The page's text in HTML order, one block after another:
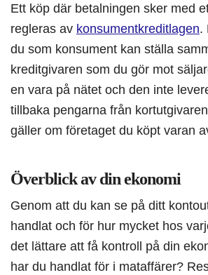
Ett köp där betalningen sker med
regleras av konsumentkreditlagen.
du som konsument kan ställa
kreditgivaren som du gör mot
en vara på nätet och den inte
tillbaka pengarna från
gäller om företaget du köpt varan
Överblick av din ekonomi
Genom att du kan se på ditt
handlat och för hur mycket hos
det lättare att få kontroll på din
har du handlat för i mataffärer?